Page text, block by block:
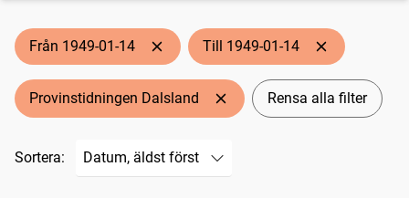
Från 1949-01-14 Till 1949-01-14
Provinstidningen Dalsland Rensa alla filter
Sortera: